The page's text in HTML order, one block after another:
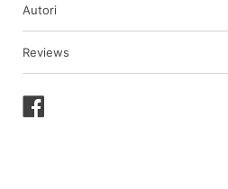
Autori
Reviews
Condividi